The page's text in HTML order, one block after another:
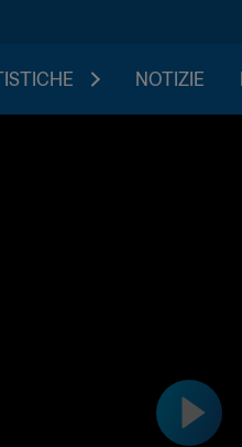
NOTIZIE